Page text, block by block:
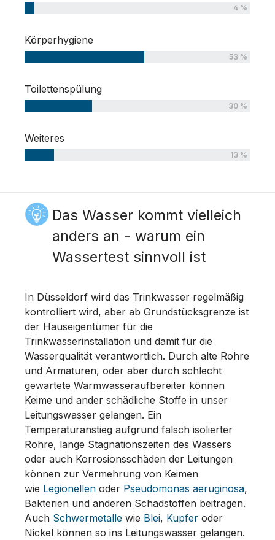
4 %
Körperhygiene
53 %
Toilettenspülung
30 %
Weiteres
13 %
Das Wasser kommt vielleich
anders an - warum ein
Wassertest sinnvoll ist
In Düsseldorf wird das Trinkwasser regelmäßig
kontrolliert wird, aber ab Grundstücksgrenze ist
der Hauseigentümer für die
Trinkwasserinstallation und damit für die
Wasserqualität verantwortlich. Durch alte Rohre
und Armaturen, oder aber durch schlecht
gewartete Warmwasseraufbereiter können
Keime und ander schädliche Stoffe in unser
Leitungswasser gelangen. Ein
Temperaturanstieg aufgrund falsch isolierter
Rohre, lange Stagnationszeiten des Wassers
oder auch Korrosionsschäden der Leitungen
können zur Vermehrung von Keimen
wie Legionellen oder Pseudomonas aeruginosa,
Bakterien und anderen Schadstoffen beitragen.
Auch Schwermetalle wie Blei, Kupfer oder
Nickel können so ins Leitungswasser gelangen.